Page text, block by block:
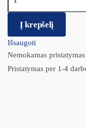
Į krepšelį
Išsaugoti
Nemokamas
Pristatymas per 1-4